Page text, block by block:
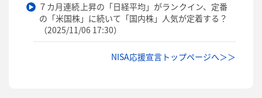
７カ月連続上昇の「日経平均」がランクイン、定番
の「米国株」に続いて「国内株」人気が定着する？
（2025/11/06 17:30）
NISA応援宣言トップページへ＞＞